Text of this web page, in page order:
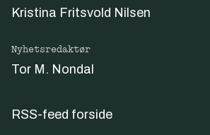
Kristina Fritsvold Nilsen
Nyhetsredaktør
Tor M. Nondal
RSS-feed forside